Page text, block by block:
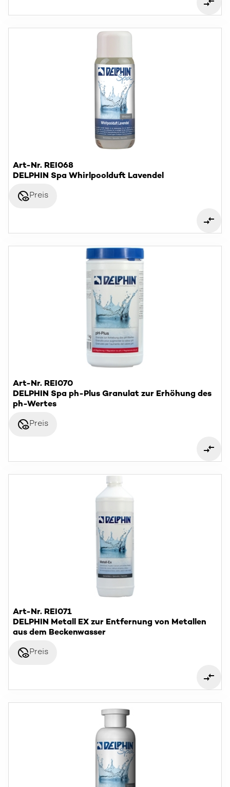
Art-Nr. REI068
DELPHIN Spa Whirlpoolduft Lavendel
disabled_visiblePreis
Art-Nr. REI070
DELPHIN Spa ph-Plus Granulat zur Erhöhung des
ph-Wertes
disabled_visiblePreis
Art-Nr. REI071
DELPHIN Metall EX zur Entfernung von Metallen
aus dem Beckenwasser
disabled_visiblePreis